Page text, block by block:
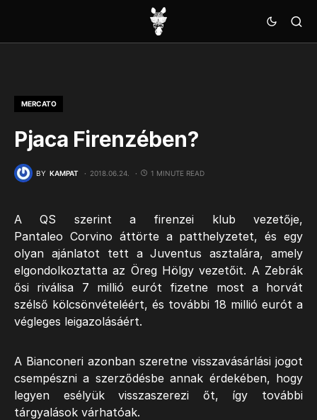
MERCATO
Pjaca Firenzében?
BY KAMPAT 2018.06.24. 1 MINUTE READ
A QS szerint a firenzei klub vezetője,
Pantaleo Corvino áttörte a patthelyzetet, és egy
olyan ajánlatot tett a Juventus asztalára, amely
elgondolkoztatta az Öreg Hölgy vezetőit. A Zebrák
ősi riválisa 7 millió eurót fizetne most a horvát
szélső kölcsönvételéért, és további 18 millió eurót a
végleges leigazolásáért.
A Bianconeri azonban szeretne visszavásárlási jogot
csempészni a szerződésbe annak érdekében, hogy
legyen esélyük visszaszerezi őt, így további
tárgyalások várhatóak.